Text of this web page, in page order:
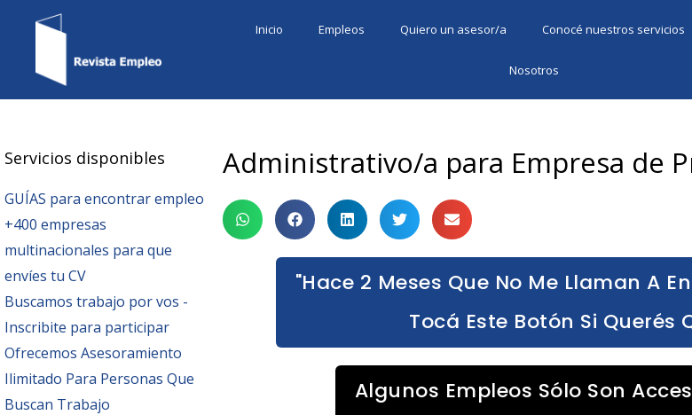
Inicio Empleos Quiero un asesor/a Conocé nuestros servicios
Nosotros
Servicios disponibles
GUÍAS para encontrar empleo
+400 empresas
multinacionales para que
envíes tu CV
Buscamos trabajo por vos -
Inscribite para participar
Ofrecemos Asesoramiento
Ilimitado Para Personas Que
Buscan Trabajo
Administrativo/a para Empresa de
"Hace 2 Meses Que No Me Llaman A
Tocá Este Botón Si Querés
Algunos Empleos Sólo Son